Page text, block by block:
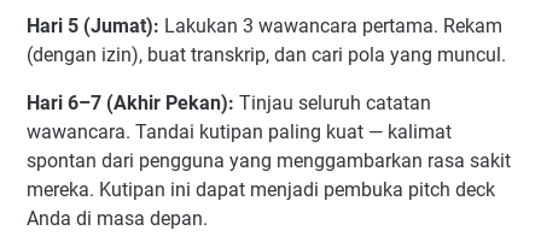
Hari 5 (Jumat): Lakukan 3 wawancara pertama. Rekam
(dengan izin), buat transkrip, dan cari pola yang muncul.
Hari 6–7 (Akhir Pekan): Tinjau seluruh catatan
wawancara. Tandai kutipan paling kuat — kalimat
spontan dari pengguna yang menggambarkan rasa sakit
mereka. Kutipan ini dapat menjadi pembuka pitch deck
Anda di masa depan.